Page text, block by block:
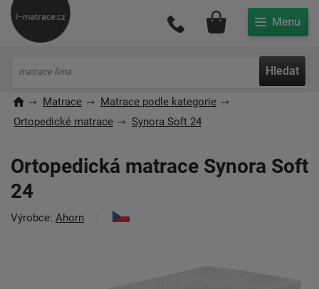
Hledat
Můj účet
Matrace
Matrace podle kategorie
Ortopedické matrace
Synora Soft 24
Ortopedická matrace Synora Soft
24
Výrobce: Ahorn